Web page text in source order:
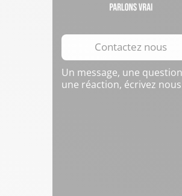
Contactez nous
Un message, une
une réaction, écrivez